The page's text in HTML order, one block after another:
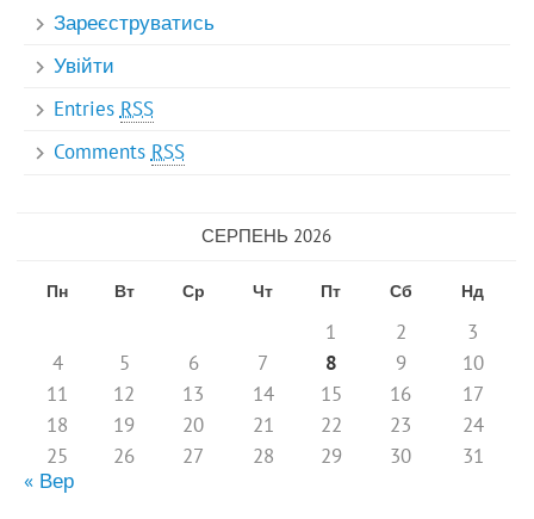
Зареєструватись
Увійти
EntriesRSS
CommentsRSS
СЕРПЕНЬ 2026
Пн Вт Ср Чт Пт Сб Нд
1 2
3
4
5 6 7 8 9
10
11
12 13 14 15 16
17
18
19 20 21 22 23
24
25
26 27 28 29 30
31
« Вер